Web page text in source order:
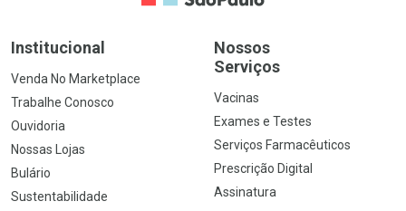
Institucional
Venda No Marketplace
Trabalhe Conosco
Ouvidoria
Nossas Lojas
Bulário
Sustentabilidade
Nossos
Serviços
Vacinas
Exames e Testes
Serviços Farmacêuticos
Prescrição Digital
Assinatura